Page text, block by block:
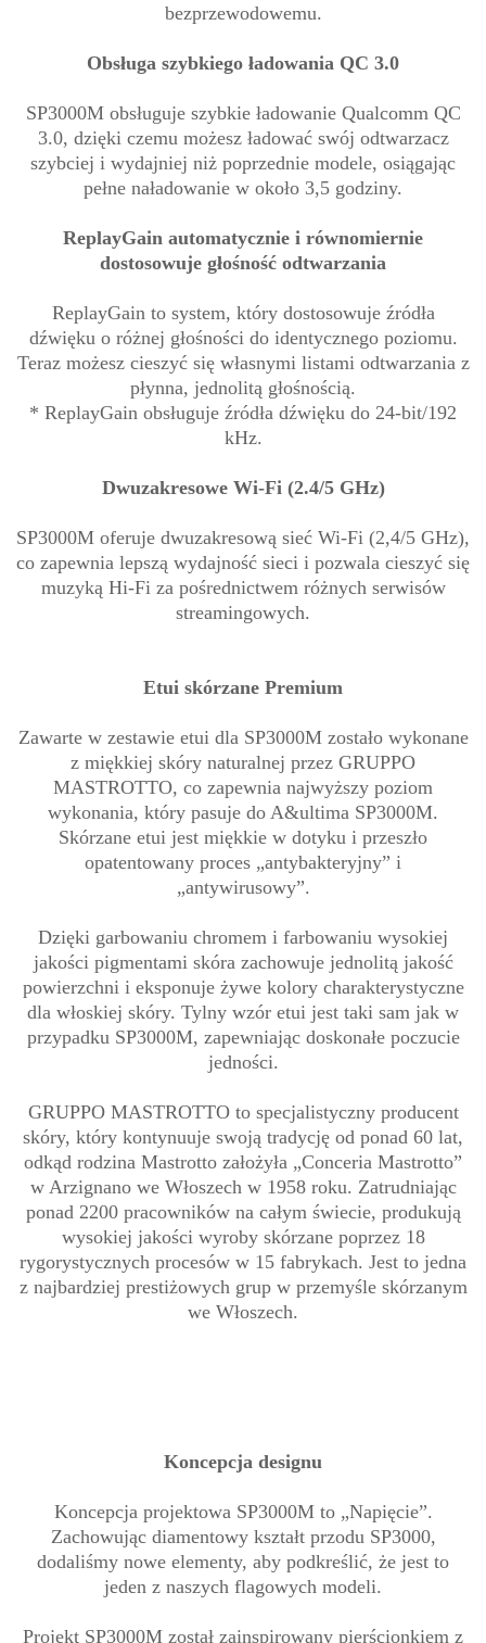
bezprzewodowemu.
Obsługa szybkiego ładowania QC 3.0
SP3000M obsługuje szybkie ładowanie Qualcomm QC
3.0, dzięki czemu możesz ładować swój odtwarzacz
szybciej i wydajniej niż poprzednie modele, osiągając
pełne naładowanie w około 3,5 godziny.
ReplayGain automatycznie i równomiernie
dostosowuje głośność odtwarzania
ReplayGain to system, który dostosowuje źródła
dźwięku o różnej głośności do identycznego poziomu.
Teraz możesz cieszyć się własnymi listami odtwarzania z
płynna, jednolitą głośnością.
* ReplayGain obsługuje źródła dźwięku do 24-bit/192
kHz.
Dwuzakresowe Wi-Fi (2.4/5 GHz)
SP3000M oferuje dwuzakresową sieć Wi-Fi (2,4/5 GHz),
co zapewnia lepszą wydajność sieci i pozwala cieszyć się
muzyką Hi-Fi za pośrednictwem różnych serwisów
streamingowych.
Etui skórzane Premium
Zawarte w zestawie etui dla SP3000M zostało wykonane
z miękkiej skóry naturalnej przez GRUPPO
MASTROTTO, co zapewnia najwyższy poziom
wykonania, który pasuje do A&ultima SP3000M.
Skórzane etui jest miękkie w dotyku i przeszło
opatentowany proces „antybakteryjny” i
„antywirusowy”.
Dzięki garbowaniu chromem i farbowaniu wysokiej
jakości pigmentami skóra zachowuje jednolitą jakość
powierzchni i eksponuje żywe kolory charakterystyczne
dla włoskiej skóry. Tylny wzór etui jest taki sam jak w
przypadku SP3000M, zapewniając doskonałe poczucie
jedności.
GRUPPO MASTROTTO to specjalistyczny producent
skóry, który kontynuuje swoją tradycję od ponad 60 lat,
odkąd rodzina Mastrotto założyła „Conceria Mastrotto”
w Arzignano we Włoszech w 1958 roku. Zatrudniając
ponad 2200 pracowników na całym świecie, produkują
wysokiej jakości wyroby skórzane poprzez 18
rygorystycznych procesów w 15 fabrykach. Jest to jedna
z najbardziej prestiżowych grup w przemyśle skórzanym
we Włoszech.
Koncepcja designu
Koncepcja projektowa SP3000M to „Napięcie”.
Zachowując diamentowy kształt przodu SP3000,
dodaliśmy nowe elementy, aby podkreślić, że jest to
jeden z naszych flagowych modeli.
Projekt SP3000M został zainspirowany pierścionkiem z